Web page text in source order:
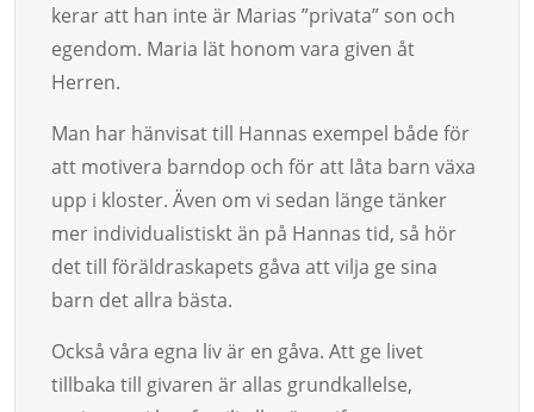
kerar att han inte är Marias ”pri­va­ta” son och
egen­dom. Maria lät ho­nom vara given åt
Herren.
Man har hänvisat till Hannas exempel både för
att motivera barn­dop och för att låta barn växa
upp i kloster. Även om vi sedan länge tänker
mer individualistiskt än på Hannas tid, så hör
det till föräldra­ska­­­pets gåva att vilja ge sina
barn det allra bästa.
Också våra egna liv är en gåva. Att ge livet
tillbaka till giva­ren är allas grundkal­lelse,